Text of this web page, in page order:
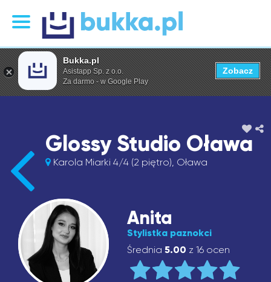
Glossy Studio Oława
Karola Miarki 4/4 (2 piętro), Oława
Anita
Stylistka paznokci
Średnia 5.00 z 16 ocen
Bukka.pl
Asistapp Sp. z o.o.
Za darmo - w Google Play
Zobacz